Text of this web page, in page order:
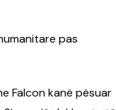
pas
Falcon kanë pësuar